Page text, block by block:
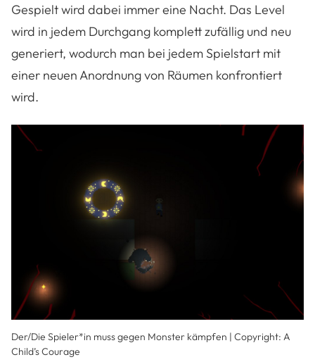
Gespielt wird dabei immer eine Nacht. Das Level
wird in jedem Durchgang komplett zufällig und neu
generiert, wodurch man bei jedem Spielstart mit
einer neuen Anordnung von Räumen konfrontiert
wird.
Der/Die Spieler*in muss gegen Monster kämpfen | Copyright: A
Child’s Courage